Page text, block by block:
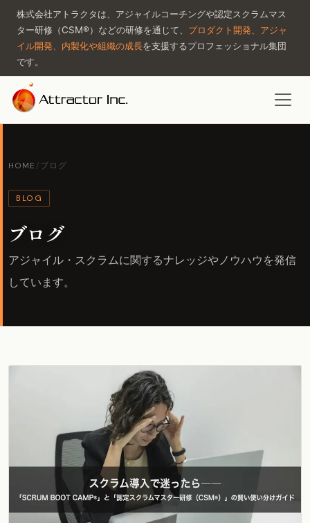
株式会社アトラクタは、アジャイルコーチングや認定スクラムマス
ター研修（CSM®）などの研修を通じて、 プロダクト開発、アジャ
イル開発、内製化や組織の成長を支援するプロフェッショナル集団
です。
HOME / ブログ
BLOG
ブログ
アジャイル・スクラムに関するナレッジやノウハウを発信
しています。